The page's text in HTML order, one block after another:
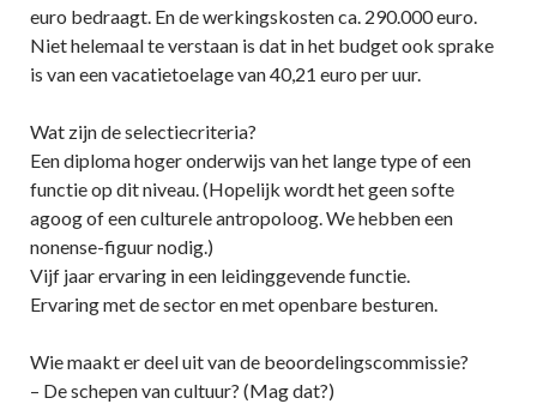
euro bedraagt. En de werkingskosten ca. 290.000 euro.
Niet helemaal te verstaan is dat in het budget ook sprake
is van een vacatietoelage van 40,21 euro per uur.
Wat zijn de selectiecriteria?
Een diploma hoger onderwijs van het lange type of een
functie op dit niveau. (Hopelijk wordt het geen softe
agoog of een culturele antropoloog. We hebben een
nonense-figuur nodig.)
Vijf jaar ervaring in een leidinggevende functie.
Ervaring met de sector en met openbare besturen.
Wie maakt er deel uit van de beoordelingscommissie?
– De schepen van cultuur? (Mag dat?)